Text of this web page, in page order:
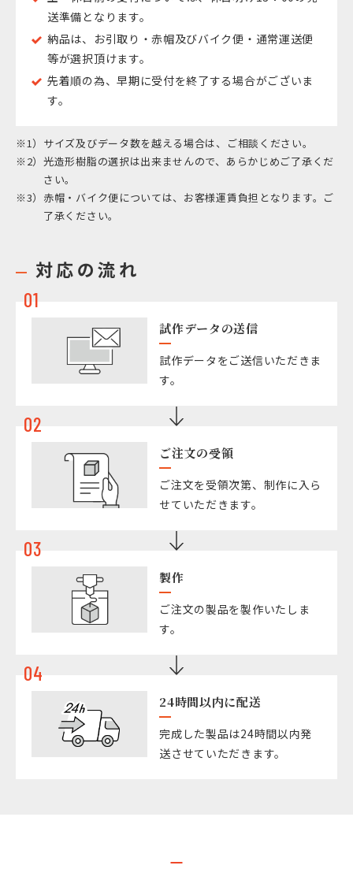
送準備となります。
納品は、お引取り・赤帽及びバイク便・通常運送便
等が選択頂けます。
先着順の為、早期に受付を終了する場合がございま
す。
サイズ及びデータ数を越える場合は、ご相談ください。
光造形樹脂の選択は出来ませんので、あらかじめご了承くだ
さい。
赤帽・バイク便については、お客様運賃負担となります。ご
了承ください。
対応の流れ
01
試作データの送信
試作データをご送信いただきま
す。
02
ご注文の受領
ご注文を受領次第、制作に入ら
せていただきます。
03
製作
ご注文の製品を製作いたしま
す。
04
24時間以内に配送
完成した製品は24時間以内発
送させていただきます。